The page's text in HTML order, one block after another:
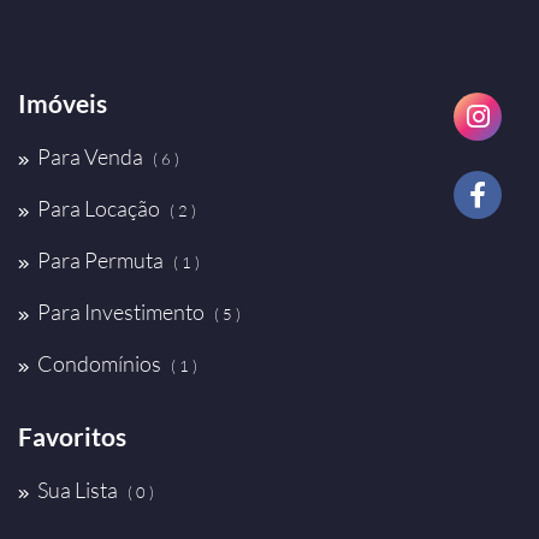
Imóveis
Para Venda ( 6 )
Para Locação ( 2 )
Para Permuta ( 1 )
Para Investimento ( 5 )
Condomínios ( 1 )
Favoritos
Sua Lista ( 0 )